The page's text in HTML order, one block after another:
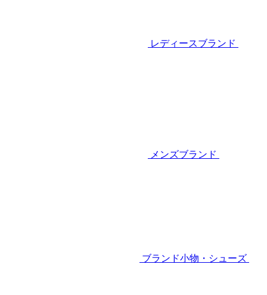
レディースブランド
メンズブランド
ブランド小物・シューズ